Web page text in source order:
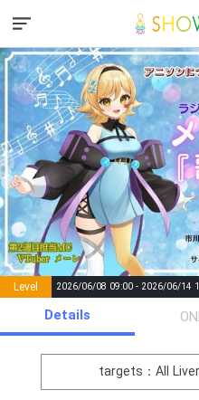
Level 2026/06/08 09:00 - 2026/06/14
Points List
0 Event
オリジナル
Details
targets：All